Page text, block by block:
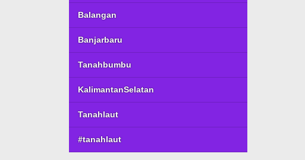
Balangan
Banjarbaru
Tanahbumbu
KalimantanSelatan
Tanahlaut
#tanahlaut